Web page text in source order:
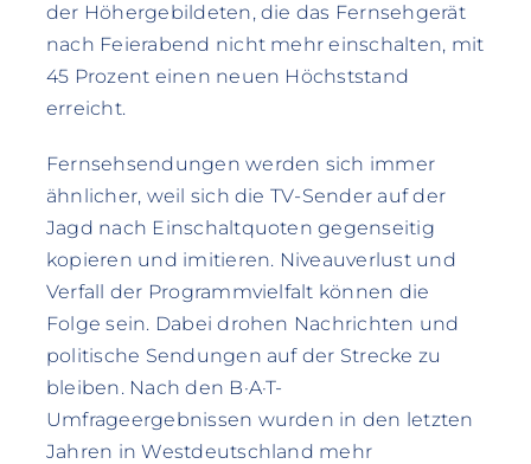
der Höhergebildeten, die das Fernsehgerät
nach Feierabend nicht mehr einschalten, mit
45 Prozent einen neuen Höchststand
erreicht.
Fernsehsendungen werden sich immer
ähnlicher, weil sich die TV-Sender auf der
Jagd nach Einschaltquoten gegenseitig
kopieren und imitieren. Niveauverlust und
Verfall der Programmvielfalt können die
Folge sein. Dabei drohen Nachrichten und
politische Sendungen auf der Strecke zu
bleiben. Nach den B·A·T-
Umfrageergebnissen wurden in den letzten
Jahren in Westdeutschland mehr